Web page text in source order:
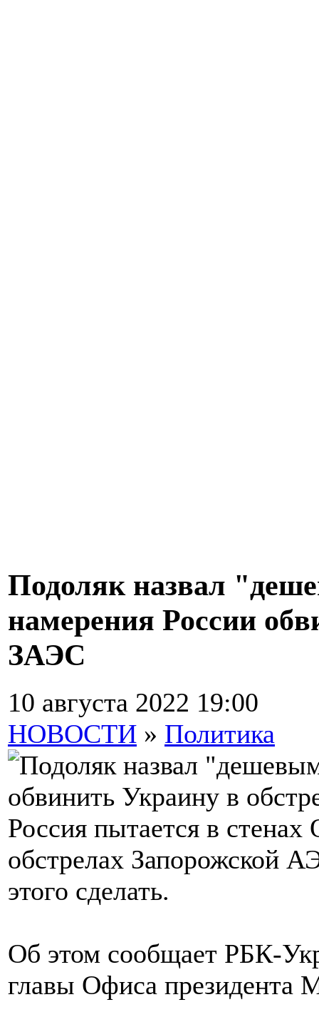
Подоляк назвал
намерения России
ЗАЭС
10 августа 2022 19:00
НОВОСТИ » Политика
Россия пытается в
обстрелах Запорожской
этого сделать.
Об этом сообщает РБК-
главы Офиса президента